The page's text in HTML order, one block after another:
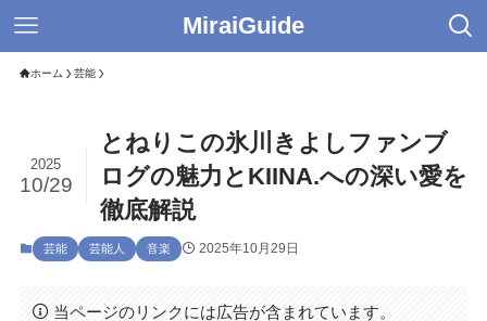
MiraiGuide
ホーム 芸能
とねりこの氷川きよしファンブ
ログの魅力とKIINA.への深い愛を
徹底解説
2025
10/29
芸能 芸能人 音楽 2025年10月29日
当ページのリンクには広告が含まれています。